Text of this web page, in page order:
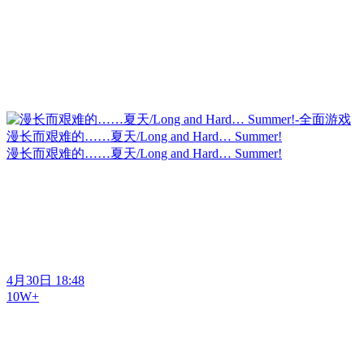
漫长而艰难的……夏天/Long and Hard… Summer!
漫长而艰难的……夏天/Long and Hard… Summer!
4月30日 18:48
10W+